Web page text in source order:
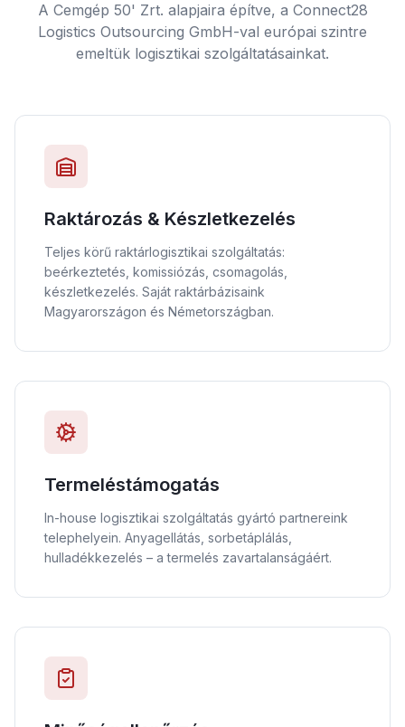
A Cemgép 50' Zrt. alapjaira építve, a Connect28
Logistics Outsourcing GmbH-val európai szintre
emeltük logisztikai szolgáltatásainkat.
Raktározás & Készletkezelés
Teljes körű raktárlogisztikai szolgáltatás:
beérkeztetés, komissiózás, csomagolás,
készletkezelés. Saját raktárbázisaink
Magyarországon és Németországban.
Termeléstámogatás
In-house logisztikai szolgáltatás gyártó partnereink
telephelyein. Anyagellátás, sorbetáplálás,
hulladékkezelés – a termelés zavartalanságáért.